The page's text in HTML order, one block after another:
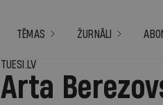
TĒMAS ŽURNĀLI
TUESI.LV
Arta